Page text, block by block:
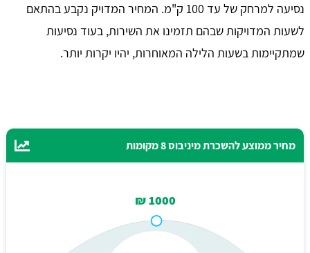
נסיעה למרחק של עד 100 ק"מ. המחיר המדויק נקבע בהתאם
לשעות המדויקות שבהם תזמינו את השירות, בעוד נסיעות
שמתקיימות בשעות הלילה המאוחרות, יהיו יקרות יותר.
מחיר ממוצע להשכרת מיניבוס 8 מקומות
1000 ₪